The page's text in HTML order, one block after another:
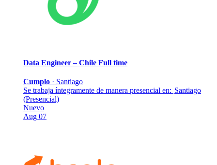
Data Engineer – Chile Full time
Cumplo · Santiago
Se trabaja íntegramente de manera presencial en: Santiago
(Presencial)
Nuevo
Aug 07